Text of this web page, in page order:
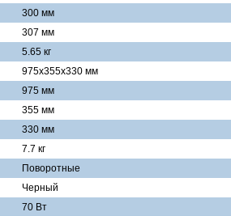
300 мм
307 мм
5.65 кг
975x355x330 мм
975 мм
355 мм
330 мм
7.7 кг
Поворотные
Черный
70 Вт